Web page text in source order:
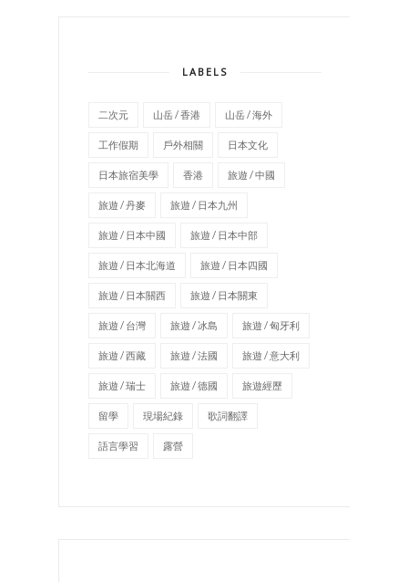
LABELS
二次元 山岳 / 香港 山岳 / 海外
工作假期 戶外相關 日本文化
日本旅宿美學 香港 旅遊 / 中國
旅遊 / 丹麥 旅遊 / 日本九州
旅遊 / 日本中國 旅遊 / 日本中部
旅遊 / 日本北海道 旅遊 / 日本四國
旅遊 / 日本關西 旅遊 / 日本關東
旅遊 / 台灣 旅遊 / 冰島 旅遊 / 匈牙利
旅遊 / 西藏 旅遊 / 法國 旅遊 / 意大利
旅遊 / 瑞士 旅遊 / 德國 旅遊經歷
留學 現場紀錄 歌詞翻譯
語言學習 露營